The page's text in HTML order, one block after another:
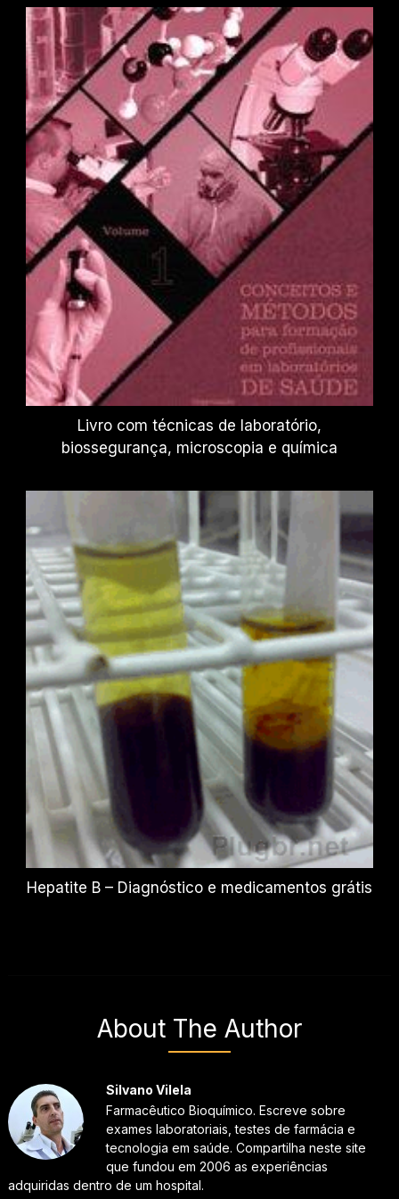
Livro com técnicas de laboratório,
biossegurança, microscopia e química
Hepatite B – Diagnóstico e medicamentos grátis
About The Author
Silvano Vilela
Farmacêutico Bioquímico. Escreve sobre
exames laboratoriais, testes de farmácia e
tecnologia em saúde. Compartilha neste site
que fundou em 2006 as experiências
adquiridas dentro de um hospital.